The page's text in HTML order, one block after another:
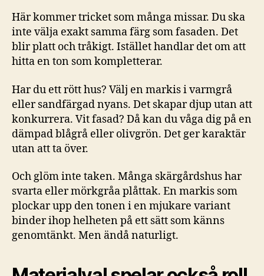
Här kommer tricket som många missar. Du ska
inte välja exakt samma färg som fasaden. Det
blir platt och tråkigt. Istället handlar det om att
hitta en ton som kompletterar.
Har du ett rött hus? Välj en markis i varmgrå
eller sandfärgad nyans. Det skapar djup utan att
konkurrera. Vit fasad? Då kan du våga dig på en
dämpad blågrå eller olivgrön. Det ger karaktär
utan att ta över.
Och glöm inte taken. Många skärgårdshus har
svarta eller mörkgråa plåttak. En markis som
plockar upp den tonen i en mjukare variant
binder ihop helheten på ett sätt som känns
genomtänkt. Men ändå naturligt.